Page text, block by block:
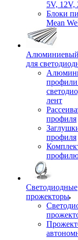
5V, 12V,
Блоки
Mean
для
профили
лент
профиля
профиля
Светодиодные
прожекторы